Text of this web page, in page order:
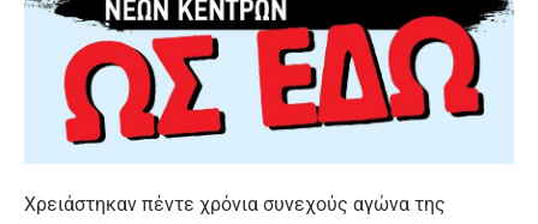
Χρειάστηκαν πέντε χρόνια συνεχούς αγώνα της